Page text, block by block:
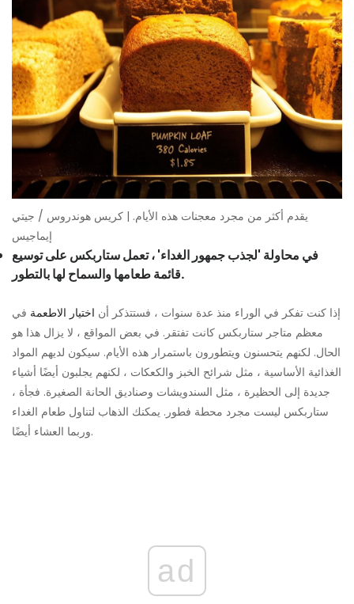
يقدم أكثر من مجرد معجنات هذه الأيام. | كريس هوندروس / جيتي
إيماجيس
في محاولة 'لجذب جمهور الغداء' ، تعمل ستاربكس على توسيع
قائمة طعامها والسماح لها بالتطور.
إذا كنت تفكر في الوراء منذ عدة سنوات ، فستتذكر أن اختيار الاطعمة في
معظم متاجر ستاربكس كانت تفتقر. في بعض المواقع ، لا يزال هذا هو
الحال. لكنهم يتحسنون ويتطورون باستمرار هذه الأيام. سيكون لديهم المواد
الغذائية الأساسية ، مثل شرائح الخبز والكعكات ، لكنهم يجلبون أيضًا أشياء
جديدة إلى الحظيرة ، مثل السندويشات وصناديق الحانة الصغيرة. فجأة ،
ستاربكس ليست مجرد محطة فطور. يمكنك الذهاب لتناول طعام الغداء
وربما العشاء أيضًا.
ad